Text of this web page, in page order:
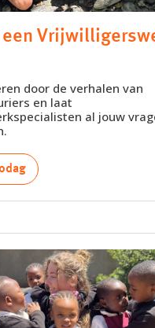
een
door de verhalen van
en laat
al jouw